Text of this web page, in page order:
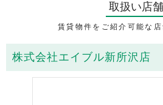
取扱い店舗
賃貸物件をご紹介可能な店
株式会社エイブル新所沢店